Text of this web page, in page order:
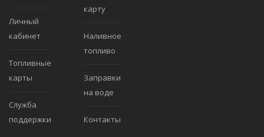
Личный
кабинет
Топливные
карты
Служба
поддержки
карту
Наливное
топливо
Заправки
на воде
Контакты